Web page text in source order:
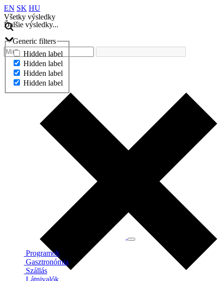
EN SK HU
Všetky výsledky
Ďalšie výsledky...
Generic filters
Hidden label
Hidden label
Hidden label
Hidden label
Ďalšie výsledky...
Programok
Gasztronómia
Szállás
Látnivalók